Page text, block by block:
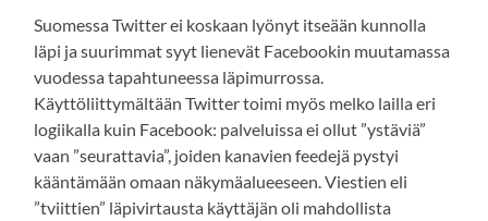
Suomessa Twitter ei koskaan lyönyt itseään kunnolla
läpi ja suurimmat syyt lienevät Facebookin muutamassa
vuodessa tapahtuneessa läpimurrossa.
Käyttöliittymältään Twitter toimi myös melko lailla eri
logiikalla kuin Facebook: palveluissa ei ollut ”ystäviä”
vaan ”seurattavia”, joiden kanavien feedejä pystyi
kääntämään omaan näkymäalueeseen. Viestien eli
”tviittien” läpivirtausta käyttäjän oli mahdollista